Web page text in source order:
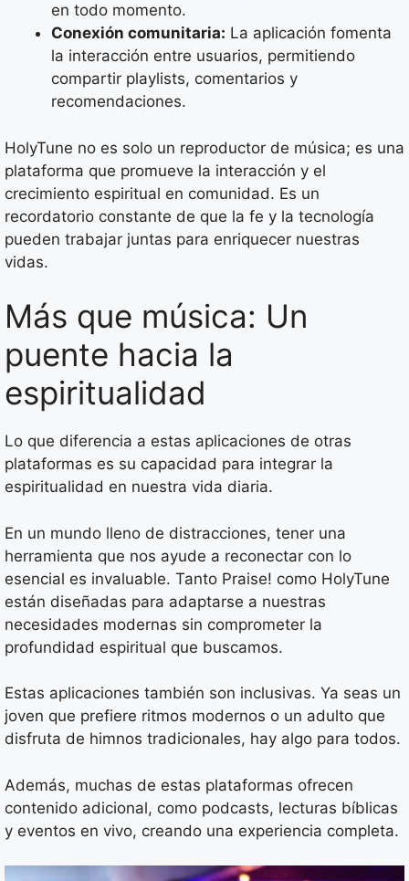
en todo momento.
Conexión comunitaria: La aplicación fomenta
la interacción entre usuarios, permitiendo
compartir playlists, comentarios y
recomendaciones.
HolyTune no es solo un reproductor de música; es una
plataforma que promueve la interacción y el
crecimiento espiritual en comunidad. Es un
recordatorio constante de que la fe y la tecnología
pueden trabajar juntas para enriquecer nuestras
vidas.
Más que música: Un
puente hacia la
espiritualidad
Lo que diferencia a estas aplicaciones de otras
plataformas es su capacidad para integrar la
espiritualidad en nuestra vida diaria.
En un mundo lleno de distracciones, tener una
herramienta que nos ayude a reconectar con lo
esencial es invaluable. Tanto Praise! como HolyTune
están diseñadas para adaptarse a nuestras
necesidades modernas sin comprometer la
profundidad espiritual que buscamos.
Estas aplicaciones también son inclusivas. Ya seas un
joven que prefiere ritmos modernos o un adulto que
disfruta de himnos tradicionales, hay algo para todos.
Además, muchas de estas plataformas ofrecen
contenido adicional, como podcasts, lecturas bíblicas
y eventos en vivo, creando una experiencia completa.